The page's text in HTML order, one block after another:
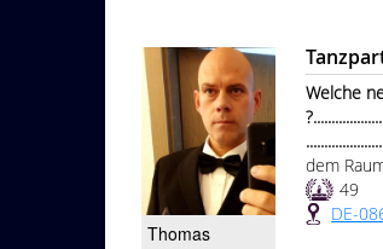
Thomas
Welche
dem
49
DE-